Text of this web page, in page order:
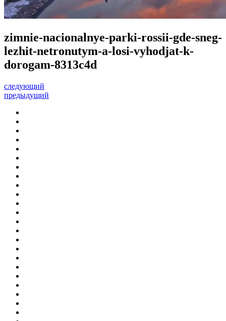
zimnie-nacionalnye-parki-rossii-gde-sneg-
lezhit-netronutym-a-losi-vyhodjat-k-
dorogam-8313c4d
следующий
предыдущий